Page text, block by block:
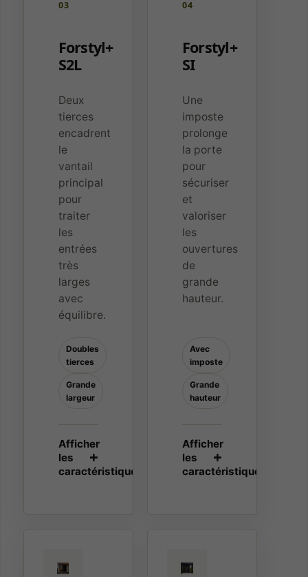
03
Forstyl+
S2L
Deux
tierces
encadrent
le
vantail
principal
pour
traiter
les
entrées
très
larges
avec
équilibre.
Doubles
tierces
Grande
largeur
04
Forstyl+
SI
Une
imposte
prolonge
la porte
pour
sécuriser
et
valoriser
les
ouvertures
de
grande
hauteur.
Avec
imposte
Grande
hauteur